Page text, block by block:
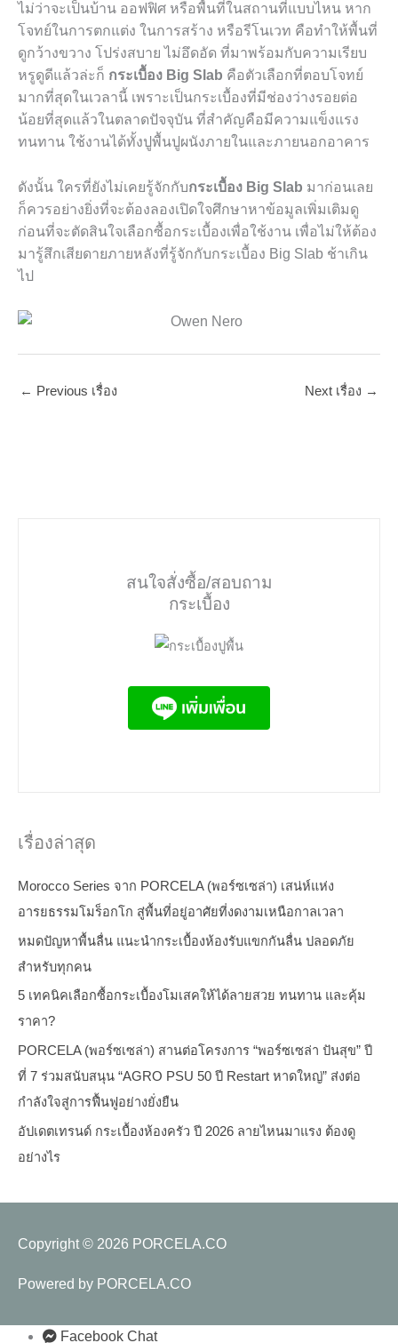
ไม่ว่าจะเป็นบ้าน ออฟฟิศ หรือพื้นที่ในสถานที่แบบไหน หาก
โจทย์ในการตกแต่ง ในการสร้าง หรือรีโนเวท คือทำให้พื้นที่
ดูกว้างขวาง โปร่งสบาย ไม่อึดอัด ที่มาพร้อมกับความเรียบ
หรูดูดีแล้วล่ะก็ กระเบื้อง Big Slab คือตัวเลือกที่ตอบโจทย์
มากที่สุดในเวลานี้ เพราะเป็นกระเบื้องที่มีช่องว่างรอยต่อ
น้อยที่สุดแล้วในตลาดปัจจุบัน ที่สำคัญคือมีความแข็งแรง
ทนทาน ใช้งานได้ทั้งปูพื้นปูผนังภายในและภายนอกอาคาร
ดังนั้น ใครที่ยังไม่เคยรู้จักกับกระเบื้อง Big Slab มาก่อนเลย
ก็ควรอย่างยิ่งที่จะต้องลองเปิดใจศึกษาหาข้อมูลเพิ่มเติมดู
ก่อนที่จะตัดสินใจเลือกซื้อกระเบื้องเพื่อใช้งาน เพื่อไม่ให้ต้อง
มารู้สึกเสียดายภายหลังที่รู้จักกับกระเบื้อง Big Slab ช้าเกิน
ไป
← Previous เรื่อง Next เรื่อง →
สนใจสั่งซื้อ/สอบถาม
กระเบื้อง
เรื่องล่าสุด
Morocco Series จาก PORCELA (พอร์ซเซล่า) เสน่ห์แห่ง
อารยธรรมโมร็อกโก สู่พื้นที่อยู่อาศัยที่งดงามเหนือกาลเวลา
หมดปัญหาพื้นลื่น แนะนำกระเบื้องห้องรับแขกกันลื่น ปลอดภัย
สำหรับทุกคน
5 เทคนิคเลือกซื้อกระเบื้องโมเสคให้ได้ลายสวย ทนทาน และคุ้ม
ราคา?
PORCELA (พอร์ซเซล่า) สานต่อโครงการ “พอร์ซเซล่า ปันสุข” ปี
ที่ 7 ร่วมสนับสนุน “AGRO PSU 50 ปี Restart หาดใหญ่” ส่งต่อ
กำลังใจสู่การฟื้นฟูอย่างยั่งยืน
อัปเดตเทรนด์ กระเบื้องห้องครัว ปี 2026 ลายไหนมาแรง ต้องดู
อย่างไร
Copyright © 2026 PORCELA.CO
Powered by PORCELA.CO
Facebook Chat